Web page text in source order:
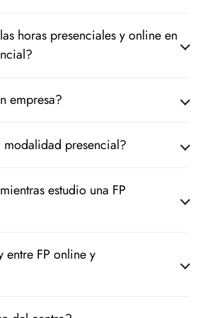
horas presenciales y online en
empresa?
modalidad presencial?
estudio una FP
entre FP online y